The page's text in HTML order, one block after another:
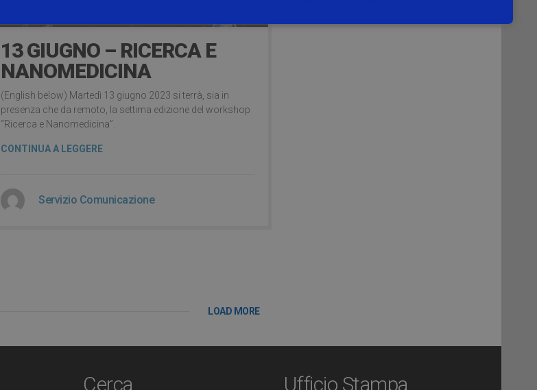
13 GIUGNO – RICERCA E
NANOMEDICINA
(English below) Martedì 13 giugno 2023 si terrà, sia in
presenza che da remoto, la settima edizione del workshop
“Ricerca e Nanomedicina”.
CONTINUA A LEGGERE
Servizio Comunicazione
LOAD MORE
Cerca Ufficio Stampa